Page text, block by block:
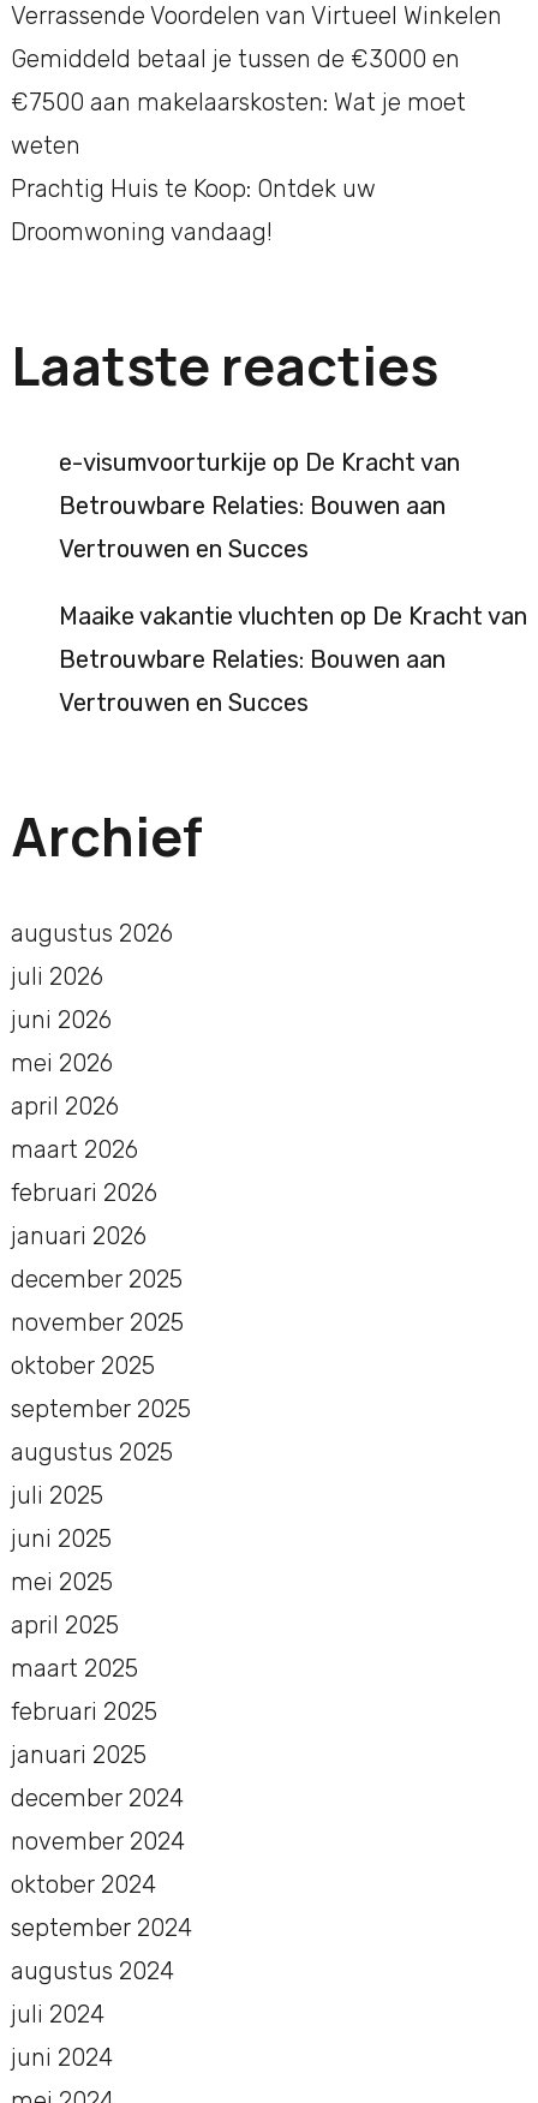
Verrassende Voordelen van Virtueel Winkelen
Gemiddeld betaal je tussen de €3000 en
€7500 aan makelaarskosten: Wat je moet
weten
Prachtig Huis te Koop: Ontdek uw
Droomwoning vandaag!
Laatste reacties
e-visumvoorturkije op De Kracht van
Betrouwbare Relaties: Bouwen aan
Vertrouwen en Succes
Maaike vakantie vluchten op De Kracht van
Betrouwbare Relaties: Bouwen aan
Vertrouwen en Succes
Archief
augustus 2026
juli 2026
juni 2026
mei 2026
april 2026
maart 2026
februari 2026
januari 2026
december 2025
november 2025
oktober 2025
september 2025
augustus 2025
juli 2025
juni 2025
mei 2025
april 2025
maart 2025
februari 2025
januari 2025
december 2024
november 2024
oktober 2024
september 2024
augustus 2024
juli 2024
juni 2024